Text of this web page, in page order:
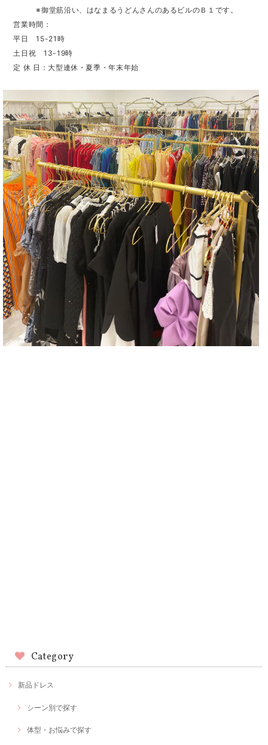
※御堂筋沿い、はなまるうどんさんのあるビルのＢ１です。
営業時間：
平日 15-21時
土日祝 13-19時
定 休 日：大型連休・夏季・年末年始
Category
新品ドレス
シーン別で探す
体型・お悩みで探す